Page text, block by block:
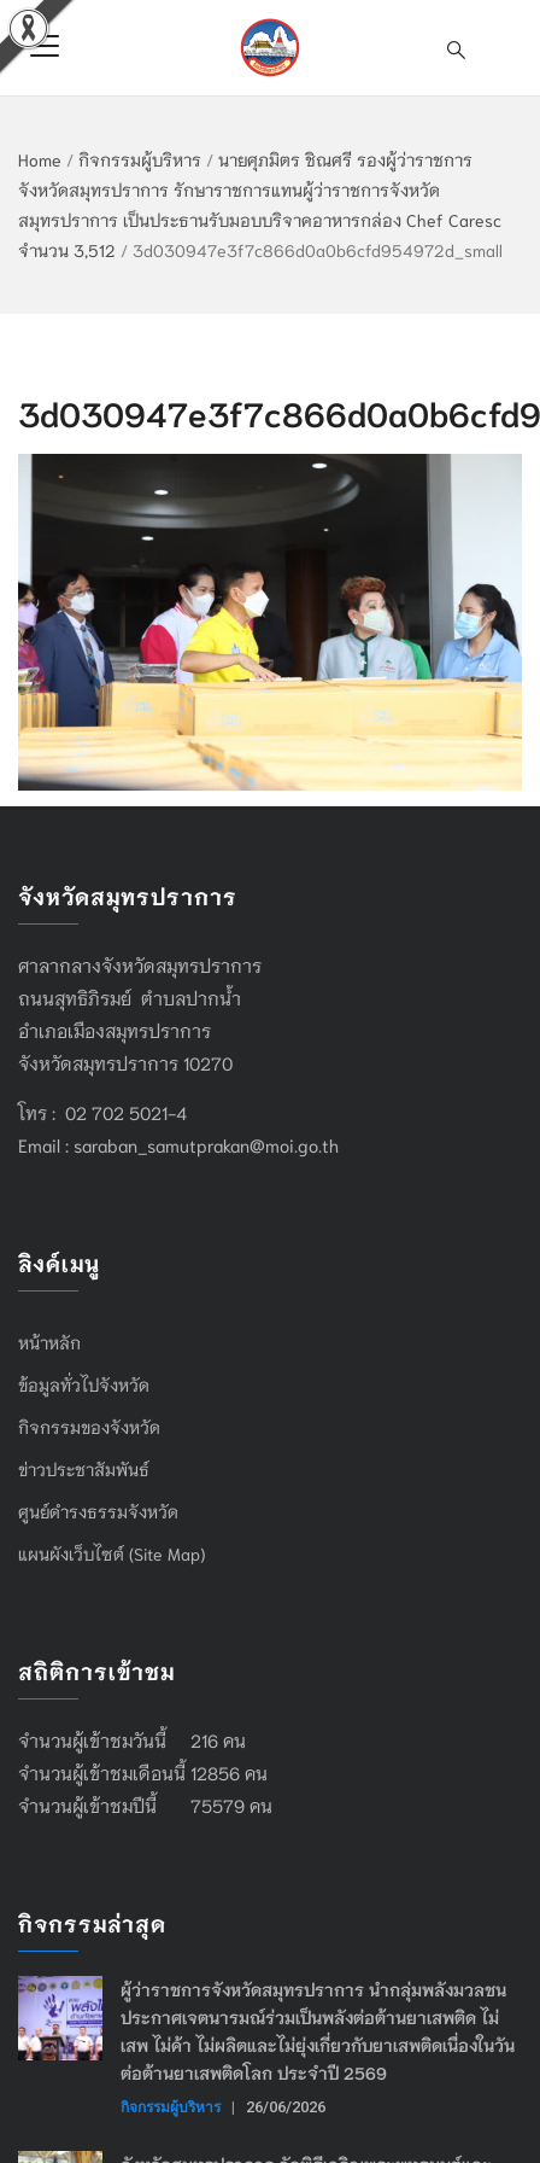
Home / กิจกรรมผู้บริหาร / นายศุภมิตร ชิณศรี รองผู้ว่าราชการ
จังหวัดสมุทรปราการ รักษาราชการแทนผู้ว่าราชการจังหวัด
สมุทรปราการ เป็นประธานรับมอบบริจาคอาหารกล่อง Chef Caresc
จำนวน 3,512 / 3d030947e3f7c866d0a0b6cfd954972d_small
จังหวัดสมุทรปราการ
ศาลากลางจังหวัดสมุทรปราการ
ถนนสุทธิภิรมย์ ตำบลปากน้ำ
อำเภอเมืองสมุทรปราการ
จังหวัดสมุทรปราการ 10270
โทร : 02 702 5021-4
Email : saraban_samutprakan@moi.go.th
ลิงค์เมนู
หน้าหลัก
ข้อมูลทั่วไปจังหวัด
กิจกรรมของจังหวัด
ข่าวประชาสัมพันธ์
ศูนย์ดำรงธรรมจังหวัด
แผนผังเว็บไซต์ (Site Map)
สถิติการเข้าชม
จำนวนผู้เข้าชมวันนี้ 216 คน
จำนวนผู้เข้าชมเดือนนี้ 12856 คน
จำนวนผู้เข้าชมปีนี้ 75579 คน
กิจกรรมล่าสุด
ผู้ว่าราชการจังหวัดสมุทรปราการ นำกลุ่มพลังมวลชน
ประกาศเจตนารมณ์ร่วมเป็นพลังต่อต้านยาเสพติด ไม่
เสพ ไม่ค้า ไม่ผลิตและไม่ยุ่งเกี่ยวกับยาเสพติดเนื่องในวัน
ต่อต้านยาเสพติดโลก ประจำปี 2569
กิจกรรมผู้บริหาร | 26/06/2026